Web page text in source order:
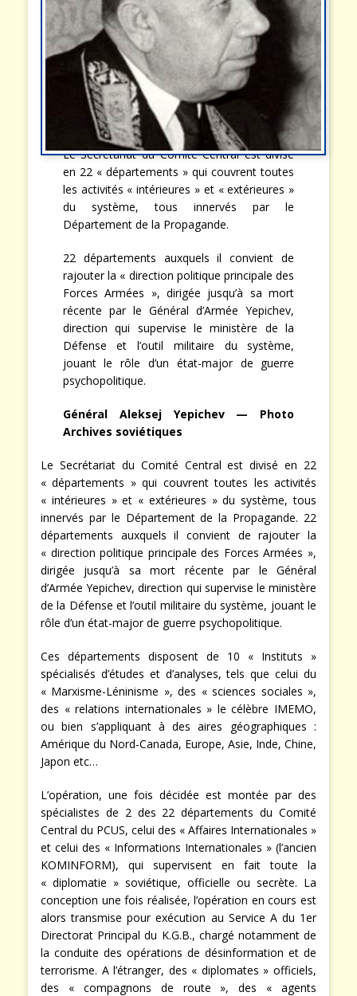
Le Secrétariat du Comité Central est divisé
en 22 « départements » qui couvrent toutes
les activités « intérieures » et « extérieures »
du système, tous innervés par le
Département de la Propagande.
22 départements auxquels il convient de
rajouter la « direction politique principale des
Forces Armées », dirigée jusqu’à sa mort
récente par le Général d’Armée Yepichev,
direction qui supervise le ministère de la
Défense et l’outil militaire du système,
jouant le rôle d’un état-major de guerre
psychopolitique.
Général Aleksej Yepichev — Photo
Archives soviétiques
Le Secrétariat du Comité Central est divisé en 22
« départements » qui couvrent toutes les activités
« intérieures » et « extérieures » du système, tous
innervés par le Département de la Propagande. 22
départements auxquels il convient de rajouter la
« direction politique principale des Forces Armées »,
dirigée jusqu’à sa mort récente par le Général
d’Armée Yepichev, direction qui supervise le ministère
de la Défense et l’outil militaire du système, jouant le
rôle d’un état-major de guerre psychopolitique.
Ces départements disposent de 10 « Instituts »
spécialisés d’études et d’analyses, tels que celui du
« Marxisme-Léninisme », des « sciences sociales »,
des « relations internationales » le célèbre IMEMO,
ou bien s’appliquant à des aires géographiques :
Amérique du Nord-Canada, Europe, Asie, Inde, Chine,
Japon etc…
L’opération, une fois décidée est montée par des
spécialistes de 2 des 22 départements du Comité
Central du PCUS, celui des « Affaires Internationales »
et celui des « Informations Internationales » (l’ancien
KOMINFORM), qui supervisent en fait toute la
« diplomatie » soviétique, officielle ou secrète. La
conception une fois réalisée, l’opération en cours est
alors transmise pour exécution au Service A du 1er
Directorat Principal du K.G.B., chargé notamment de
la conduite des opérations de désinformation et de
terrorisme. A l’étranger, des « diplomates » officiels,
des « compagnons de route », des « agents